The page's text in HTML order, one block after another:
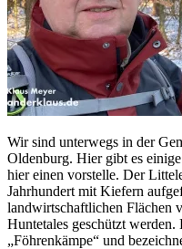
Wir sind unterwegs in der
Oldenburg. Hier gibt es
hier einen vorstelle. Der
Jahrhundert mit Kiefern
landwirtschaftlichen Flächen
Huntetales geschützt
„Föhrenkämpe“ und